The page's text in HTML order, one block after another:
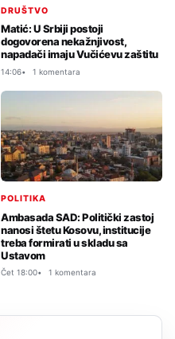
DRUŠTVO
Matić: U Srbiji postoji
dogovorena nekažnjivost,
napadači imaju Vučićevu zaštitu
14:06 1 komentara
POLITIKA
Ambasada SAD: Politički zastoj
nanosi štetu Kosovu, institucije
treba formirati u skladu sa
Ustavom
Čet 18:00 1 komentara